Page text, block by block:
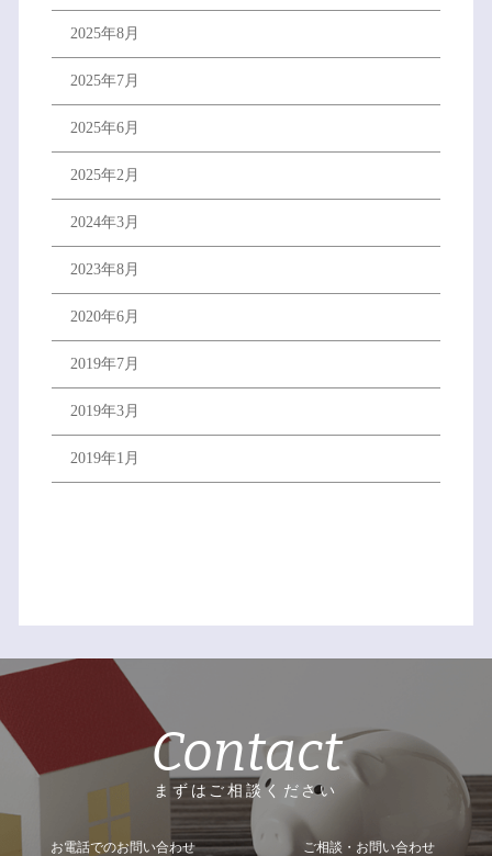
2025年8月
2025年7月
2025年6月
2025年2月
2024年3月
2023年8月
2020年6月
2019年7月
2019年3月
2019年1月
Contact
まずはご相談ください
お電話でのお問い合わせ ご相談・お問い合わせ